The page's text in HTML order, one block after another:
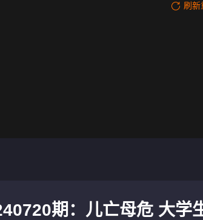
刷新
期：儿亡母危 大学